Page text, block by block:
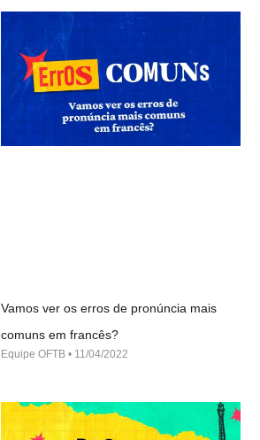
Vamos ver os erros de pronúncia mais
comuns em francês?
Equipe OFTB 11/04/2022